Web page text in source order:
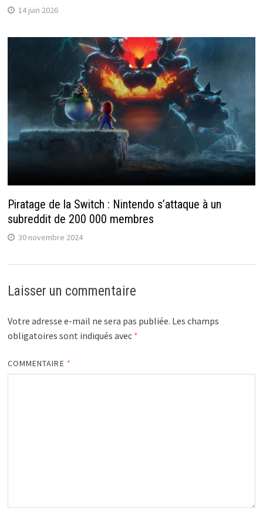
14 juin 2026
Piratage de la Switch : Nintendo s’attaque à un
subreddit de 200 000 membres
30 novembre 2024
Laisser un commentaire
Votre adresse e-mail ne sera pas publiée. Les champs
obligatoires sont indiqués avec *
COMMENTAIRE *